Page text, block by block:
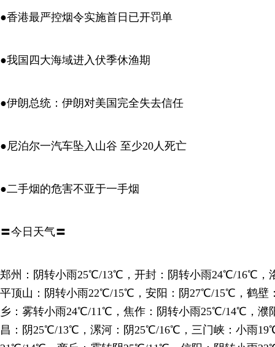
●香港最严控烟令实施首日已开罚单
●我国四大海域进入伏季休渔期
●伊朗总统：伊朗对美国完全失去信任
●尼泊尔一汽车坠入山谷 至少20人死亡
●二手烟的危害不亚于一手烟
〓今日天气〓
郑州：阴转小雨25℃/13℃，开封：阴转小雨24℃/16℃，
平顶山：阴转小雨22℃/15℃，安阳：阴27℃/15℃，鹤壁
乡：雾转小雨24℃/11℃，焦作：阴转小雨25℃/14℃，濮
昌：阴25℃/13℃，漯河：阴25℃/16℃，三门峡：小雨